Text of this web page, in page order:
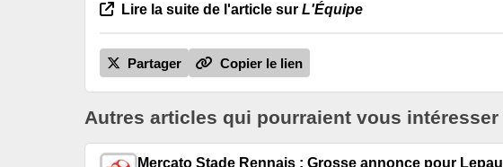
Lire la suite de l'article sur L'Équipe
Partager Copier le lien
Autres articles qui pourraient vous intéresser
Mercato Stade Rennais : Grosse annonce pour Lepaul